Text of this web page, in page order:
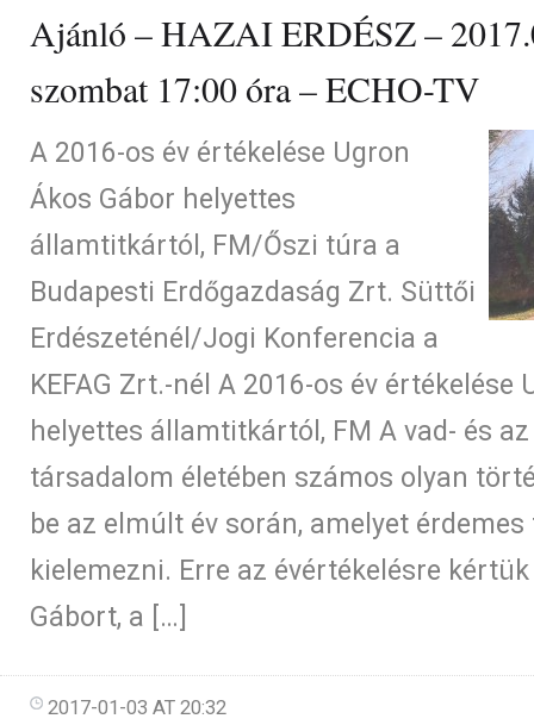
Ajánló – HAZAI ERDÉSZ –
szombat 17:00 óra – ECHO-TV
A 2016-os év értékelése Ugron
Ákos Gábor helyettes
államtitkártól, FM/Őszi túra a
Budapesti Erdőgazdaság Zrt. Süttői
Erdészeténél/Jogi Konferencia a
KEFAG Zrt.-nél A 2016-os év értékelése
helyettes államtitkártól, FM A vad- és
társadalom életében számos olyan
be az elmúlt év során, amelyet
kielemezni. Erre az évértékelésre
Gábort, a […]
2017-01-03 AT 20:32